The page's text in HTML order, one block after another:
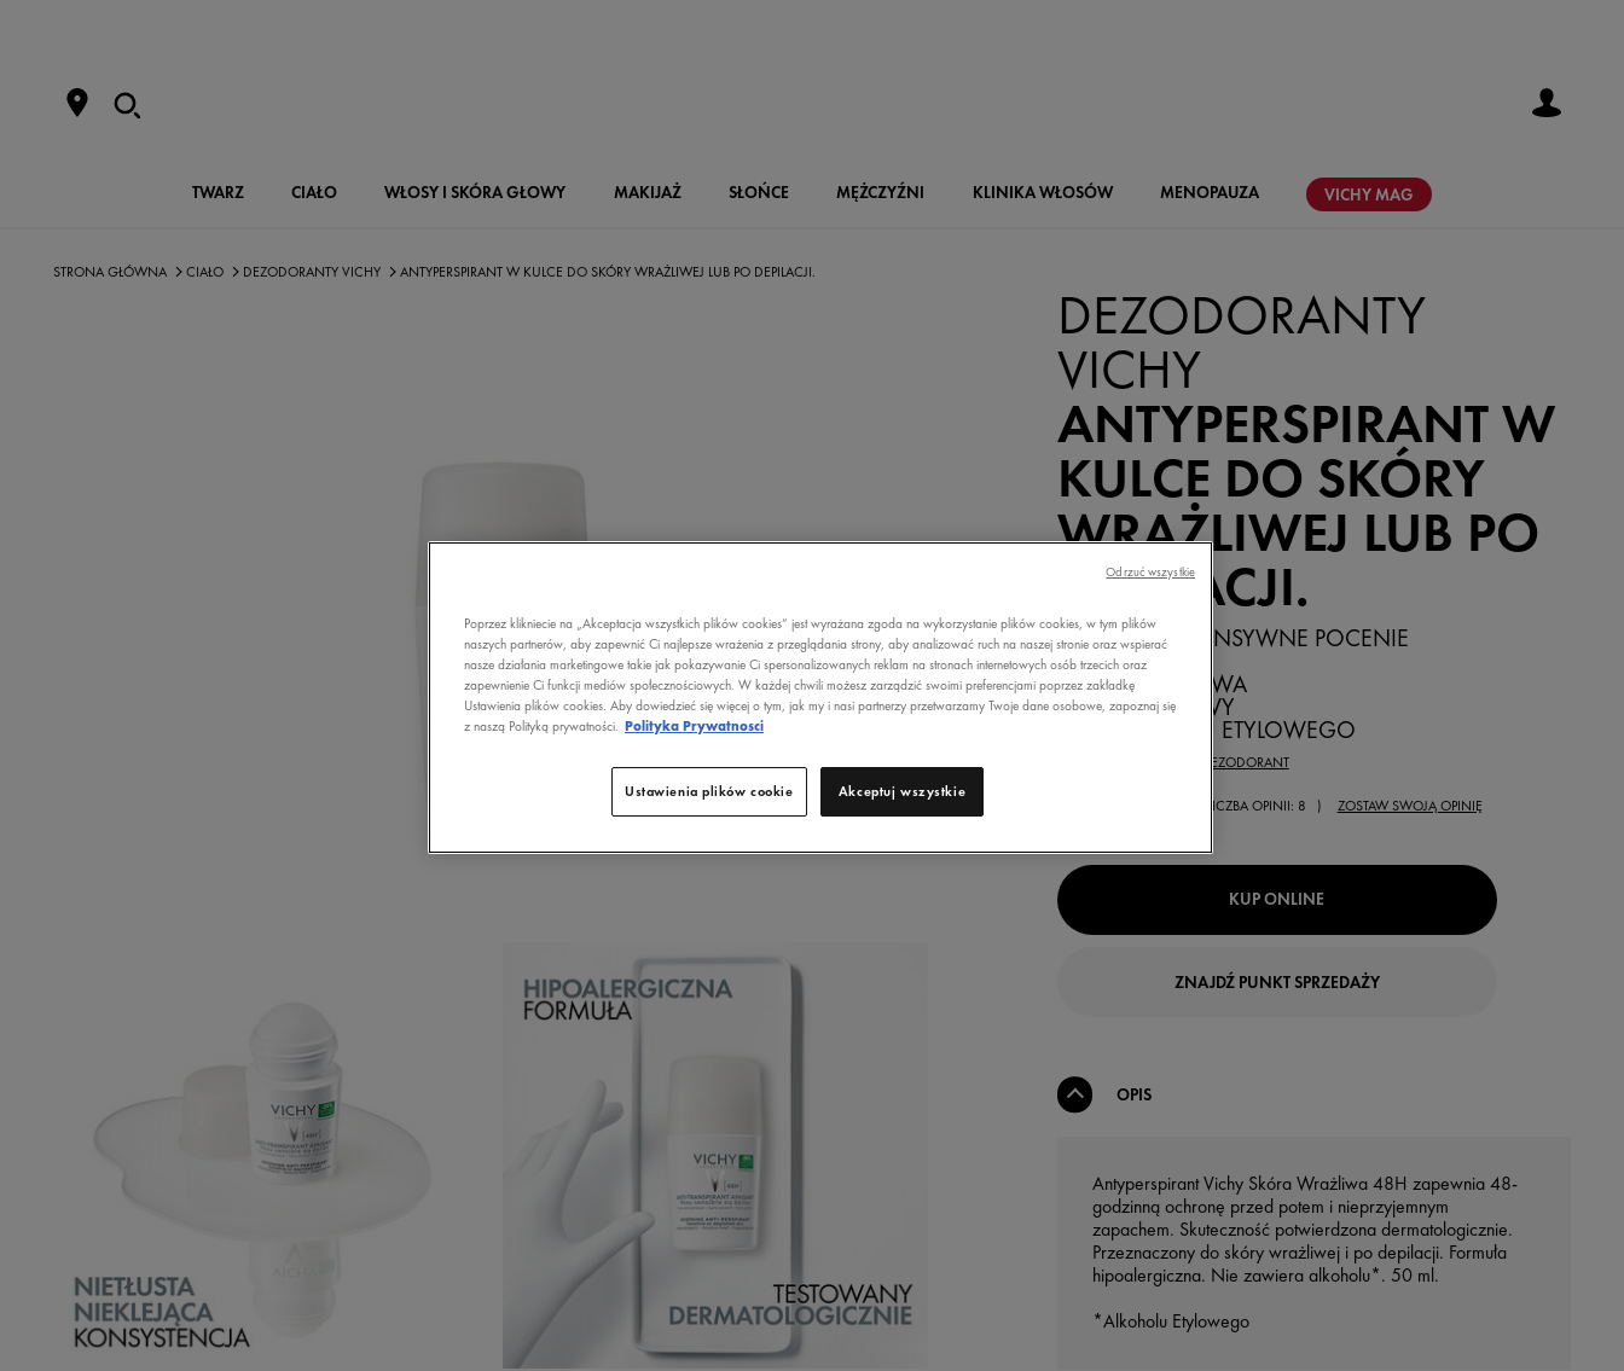
TWARZ CIAŁO WŁOSY I SKÓRA GŁOWY MAKIJAŻ SŁOŃCE MĘŻCZYŹNI KLINIKA WŁOSÓW MENOPAUZA VICHY MAG
STRONA GŁÓWNA CIAŁO DEZODORANTY VICHY ANTYPERSPIRANT W KULCE DO SKÓRY WRAŻLIWEJ LUB PO DEPILACJI.
DEZODORANTY
VICHY
ANTYPERSPIRANT W
KULCE DO SKÓRY
WRAŻLIWEJ LUB PO
DEPILACJI.
REDUKUJE INTENSYWNE POCENIE
SKÓRA WRAŻLIWA
BEZZAPACHOWY
BEZ ALKOHOLU ETYLOWEGO
DEZODORANT
( LICZBA OPINII: 8 ) ZOSTAW SWOJĄ OPINIĘ
KUP ONLINE
ZNAJDŹ PUNKT SPRZEDAŻY
OPIS
Antyperspirant Vichy Skóra Wrażliwa 48H zapewnia 48-
godzinną ochronę przed potem i nieprzyjemnym
zapachem. Skuteczność potwierdzona dermatologicznie.
Przeznaczony do skóry wrażliwej i po depilacji. Formuła
hipoalergiczna. Nie zawiera alkoholu*. 50 ml.
*Alkoholu Etylowego
Poprzez klikniecie na „Akceptacja wszystkich plików cookies” jest wyrażana zgoda na wykorzystanie plików cookies, w tym plików
naszych partnerów, aby zapewnić Ci najlepsze wrażenia z przeglądania strony, aby analizować ruch na naszej stronie oraz wspierać
nasze działania marketingowe takie jak pokazywanie Ci spersonalizowanych reklam na stronach internetowych osób trzecich oraz
zapewnienie Ci funkcji mediów społecznościowych. W każdej chwili możesz zarządzić swoimi preferencjami poprzez zakładkę
Ustawienia plików cookies. Aby dowiedzieć się więcej o tym, jak my i nasi partnerzy przetwarzamy Twoje dane osobowe, zapoznaj się
z naszą Polityką prywatności. Polityka Prywatnosci
Ustawienia plików cookie Akceptuj wszystkie
Odrzuć wszystkie